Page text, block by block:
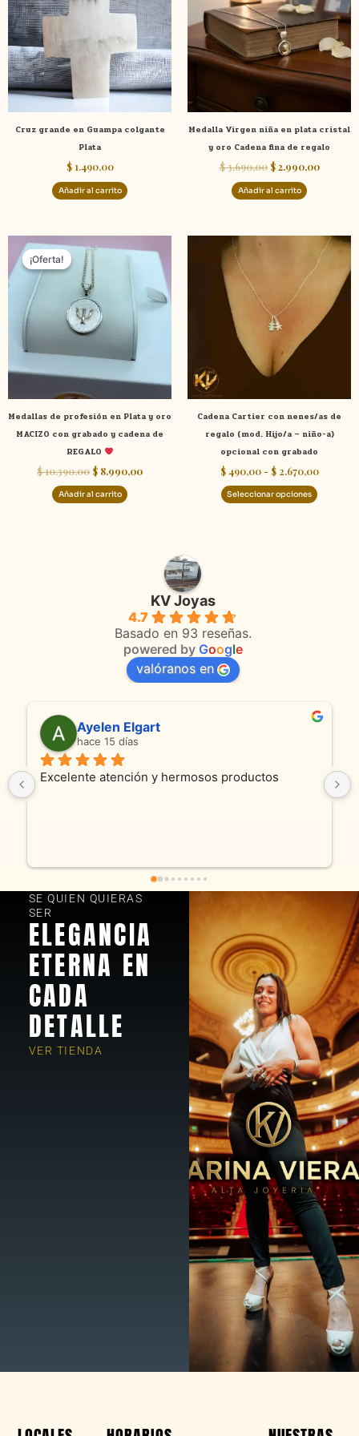
Cruz grande en Guampa colgante
Plata
$1.490,00
Añadir al carrito
Medalla Virgen niña en plata cristal
y oro Cadena fina de regalo
$3.690,00
$ 3.690,00.
$2.990,00
$
Añadir al carrito
¡Oferta!
¡Oferta!
Medallas de profesión en Plata y oro
MACIZO con grabado y cadena de
REGALO
$10.390,00
precio
original
era:
$ 10.390,00.
$ 8.990,00
precio
actual
$ 8.990,00.
Añadir al carrito
Cadena Cartier con nenes/as de
regalo (mod. Hijo/a – niño-a)
opcional con grabado
$490,00 - $2.670,00
Rango
de
precios:
desde
$ 490,00
hasta
$
Seleccionar opciones
Este
elegir
en
la
página
de
KV Joyas
4.7
Basado en 93 reseñas.
powered by Google
valóranos en
Ayelen Elgart
hace 15 días
Excelente atención y hermosos productos
SE QUIEN QUIERAS
SER
ELEGANCIA
ETERNA EN
CADA
DETALLE
VER TIENDA